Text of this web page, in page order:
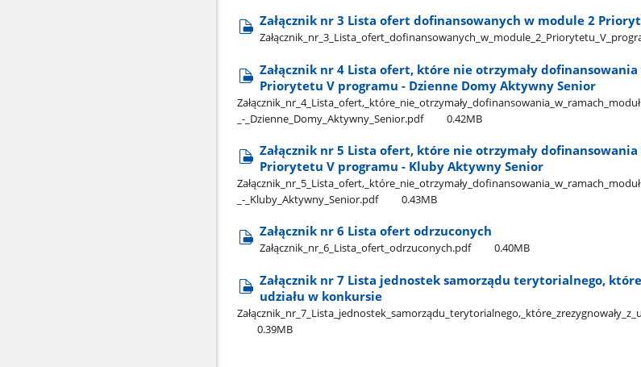
Załącznik nr 3 Lista ofert dofinansowanych w module 2
Załącznik nr 4 Lista ofert, które nie otrzymały dofinansowania
Priorytetu V programu - Dzienne Domy Aktywny Senior
_-​_Dzienne​_Domy​_Aktywny​_Senior.pdf
0.42MB
Załącznik nr 5 Lista ofert, które nie otrzymały dofinansowania
Priorytetu V programu - Kluby Aktywny Senior
_-​_Kluby​_Aktywny​_Senior.pdf
0.43MB
Załącznik nr 6 Lista ofert odrzuconych
Załącznik​_nr​_6​_Lista​_ofert​_odrzuconych.pdf 0.40MB
Załącznik nr 7 Lista jednostek samorządu terytorialnego, które
udziału w konkursie
0.39MB